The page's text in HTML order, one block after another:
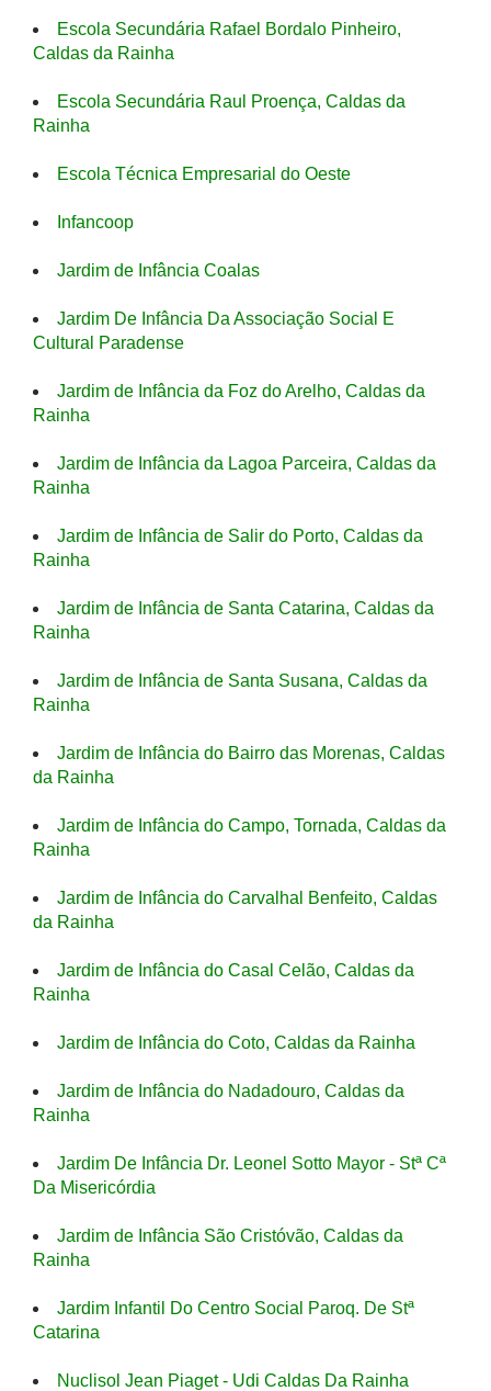
Escola Secundária Rafael Bordalo Pinheiro,
Caldas da Rainha
Escola Secundária Raul Proença, Caldas da
Rainha
Escola Técnica Empresarial do Oeste
Infancoop
Jardim de Infância Coalas
Jardim De Infância Da Associação Social E
Cultural Paradense
Jardim de Infância da Foz do Arelho, Caldas da
Rainha
Jardim de Infância da Lagoa Parceira, Caldas da
Rainha
Jardim de Infância de Salir do Porto, Caldas da
Rainha
Jardim de Infância de Santa Catarina, Caldas da
Rainha
Jardim de Infância de Santa Susana, Caldas da
Rainha
Jardim de Infância do Bairro das Morenas, Caldas
da Rainha
Jardim de Infância do Campo, Tornada, Caldas da
Rainha
Jardim de Infância do Carvalhal Benfeito, Caldas
da Rainha
Jardim de Infância do Casal Celão, Caldas da
Rainha
Jardim de Infância do Coto, Caldas da Rainha
Jardim de Infância do Nadadouro, Caldas da
Rainha
Jardim De Infância Dr. Leonel Sotto Mayor - Stª Cª
Da Misericórdia
Jardim de Infância São Cristóvão, Caldas da
Rainha
Jardim Infantil Do Centro Social Paroq. De Stª
Catarina
Nuclisol Jean Piaget - Udi Caldas Da Rainha